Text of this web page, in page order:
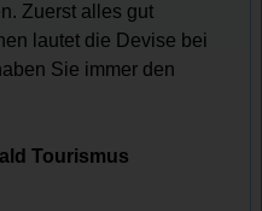
Zuerst alles gut
lautet die Devise bei
Sie immer den
Tourismus